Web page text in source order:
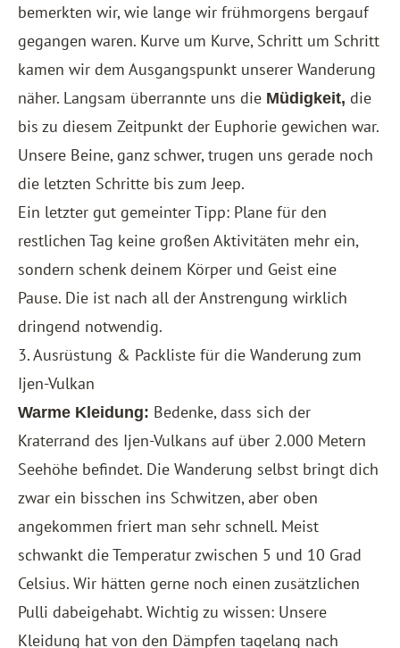
bemerkten wir, wie lange wir frühmorgens bergauf
gegangen waren. Kurve um Kurve, Schritt um Schritt
kamen wir dem Ausgangspunkt unserer Wanderung
näher. Langsam überrannte uns die Müdigkeit, die
bis zu diesem Zeitpunkt der Euphorie gewichen war.
Unsere Beine, ganz schwer, trugen uns gerade noch
die letzten Schritte bis zum Jeep.
Ein letzter gut gemeinter Tipp: Plane für den
restlichen Tag keine großen Aktivitäten mehr ein,
sondern schenk deinem Körper und Geist eine
Pause. Die ist nach all der Anstrengung wirklich
dringend notwendig.
3. Ausrüstung & Packliste für die Wanderung zum
Ijen-Vulkan
Warme Kleidung: Bedenke, dass sich der
Kraterrand des Ijen-Vulkans auf über 2.000 Metern
Seehöhe befindet. Die Wanderung selbst bringt dich
zwar ein bisschen ins Schwitzen, aber oben
angekommen friert man sehr schnell. Meist
schwankt die Temperatur zwischen 5 und 10 Grad
Celsius. Wir hätten gerne noch einen zusätzlichen
Pulli dabeigehabt. Wichtig zu wissen: Unsere
Kleidung hat von den Dämpfen tagelang nach